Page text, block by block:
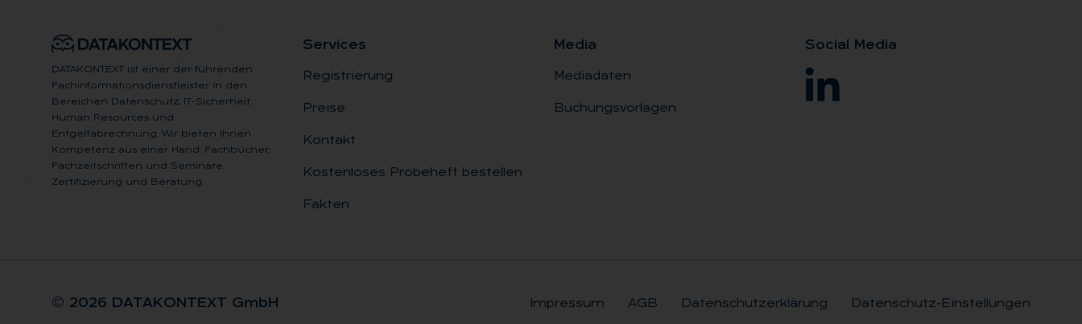
DATAKONTEXT ist einer der führenden
Fachinformationsdienstleister in den
Bereichen Datenschutz, IT-Sicherheit,
Human Resources und
Entgeltabrechnung. Wir bieten Ihnen
Kompetenz aus einer Hand: Fachbücher,
Fachzeitschriften und Seminare,
Zertifizierung und Beratung.
Ser­vices
Registrierung
Preise
Kontakt
Kostenloses Probeheft bestellen
Fakten
Me­dia
Mediadaten
Buchungsvorlagen
So­ci­al Me­dia
© 2026 DA­TA­KON­TEXT GmbH Impressum AGB Datenschutzerklärung Datenschutz-Einstellungen